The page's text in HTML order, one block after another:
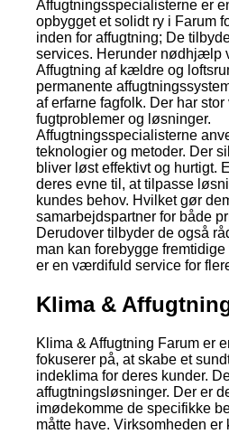
Affugtningsspecialisterne er
opbygget et solidt ry i Farum
inden for affugtning; De
services. Herunder nødhjælp
Affugtning af kældre og
permanente
af erfarne fagfolk. Der har stor
fugtproblemer og løsninger.
Affugtningsspecialisterne
teknologier og metoder. Der
bliver løst effektivt og hurtigt.
deres evne til, at tilpasse
kundes behov. Hvilket gør
samarbejdspartner for både
Derudover tilbyder de også
man kan forebygge
er en værdifuld service for
Klima &
Klima & Affugtning Farum er
fokuserer på, at skabe et
indeklima for deres kunder.
affugtningsløsninger. Der er
imødekomme de specifikke
måtte have. Virksomheden er